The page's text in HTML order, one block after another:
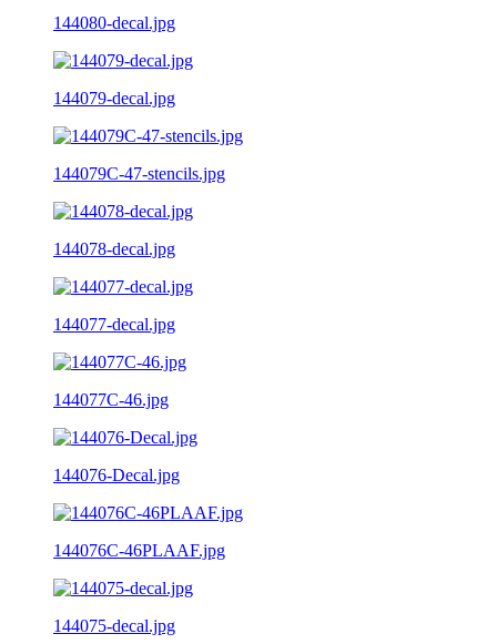
144080-decal.jpg
144079-decal.jpg
144079C-47-stencils.jpg
144078-decal.jpg
144077-decal.jpg
144077C-46.jpg
144076-Decal.jpg
144076C-46PLAAF.jpg
144075-decal.jpg